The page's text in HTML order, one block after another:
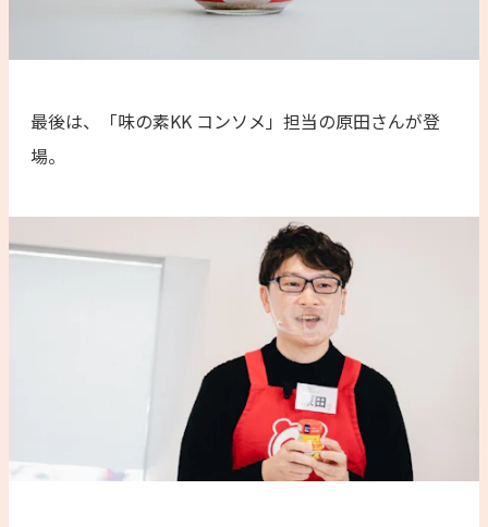
最後は、「味の素KK コンソメ」担当の原田さんが登
場。